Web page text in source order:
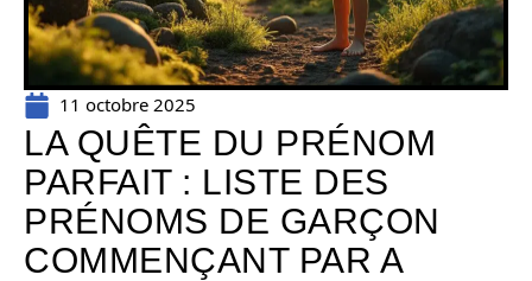
11 octobre 2025
LA QUÊTE DU PRÉNOM
PARFAIT : LISTE DES
PRÉNOMS DE GARÇON
COMMENÇANT PAR A